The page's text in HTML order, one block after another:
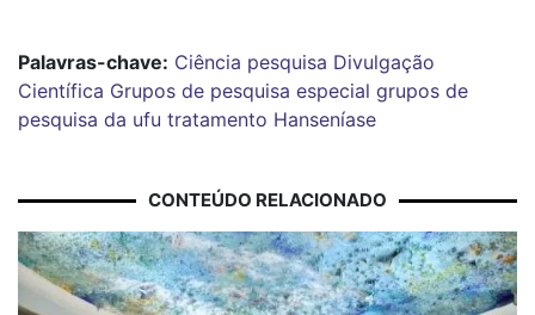
Palavras-chave: Ciência pesquisa Divulgação
Científica Grupos de pesquisa especial grupos de
pesquisa da ufu tratamento Hanseníase
CONTEÚDO RELACIONADO